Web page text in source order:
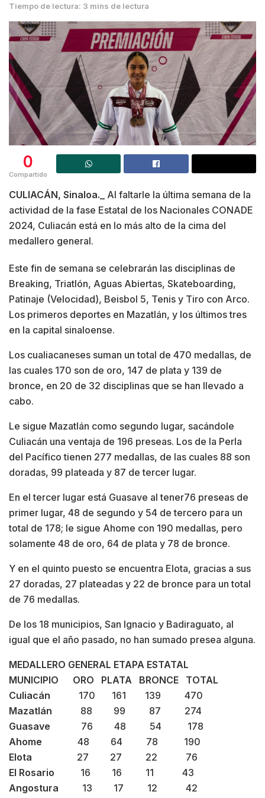
Tiempo de lectura: 3 mins de lectura
0
Compartido
CULIACÁN, Sinaloa._
Al faltarle la última semana de la
actividad de la fase Estatal de los Nacionales CONADE
2024, Culiacán está en lo más alto de la cima del
medallero general.
Este fin de semana se celebrarán las disciplinas de
Breaking, Triatlón, Aguas Abiertas, Skateboarding,
Patinaje (Velocidad), Beisbol 5, Tenis y Tiro con Arco.
Los primeros deportes en Mazatlán, y los últimos tres
en la capital sinaloense.
Los cualiacaneses suman un total de 470 medallas, de
las cuales 170 son de oro, 147 de plata y 139 de
bronce, en 20 de 32 disciplinas que se han llevado a
cabo.
Le sigue Mazatlán como segundo lugar, sacándole
Culiacán una ventaja de 196 preseas. Los de la Perla
del Pacífico tienen 277 medallas, de las cuales 88 son
doradas, 99 plateada y 87 de tercer lugar.
En el tercer lugar está Guasave al tener76 preseas de
primer lugar, 48 de segundo y 54 de tercero para un
total de 178; le sigue Ahome con 190 medallas, pero
solamente 48 de oro, 64 de plata y 78 de bronce.
Y en el quinto puesto se encuentra Elota, gracias a sus
27 doradas, 27 plateadas y 22 de bronce para un total
de 76 medallas.
De los 18 municipios, San Ignacio y Badiraguato, al
igual que el año pasado, no han sumado presea alguna.
MEDALLERO GENERAL ETAPA ESTATAL
MUNICIPIO ORO PLATA BRONCE TOTAL
Culiacán 170 161 139 470
Mazatlán 88 99 87 274
Guasave 76 48 54 178
Ahome 48 64 78 190
Elota 27 27 22 76
El Rosario 16 16 11 43
Angostura 13 17 12 42